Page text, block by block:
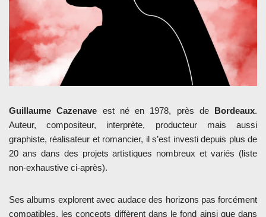
Guillaume Cazenave est né en 1978, près de Bordeaux.
Auteur, compositeur, interprète, producteur mais aussi
graphiste, réalisateur et romancier, il s’est investi depuis plus de
20 ans dans des projets artistiques nombreux et variés (liste
non-exhaustive ci-après).
Ses albums explorent avec audace des horizons pas forcément
compatibles, les concepts diffèrent dans le fond ainsi que dans